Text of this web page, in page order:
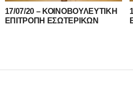
17/07/20 – ΚΟΙΝΟΒΟΥΛΕΥΤΙΚΗ
ΕΠΙΤΡΟΠΗ ΕΣΩΤΕΡΙΚΩΝ